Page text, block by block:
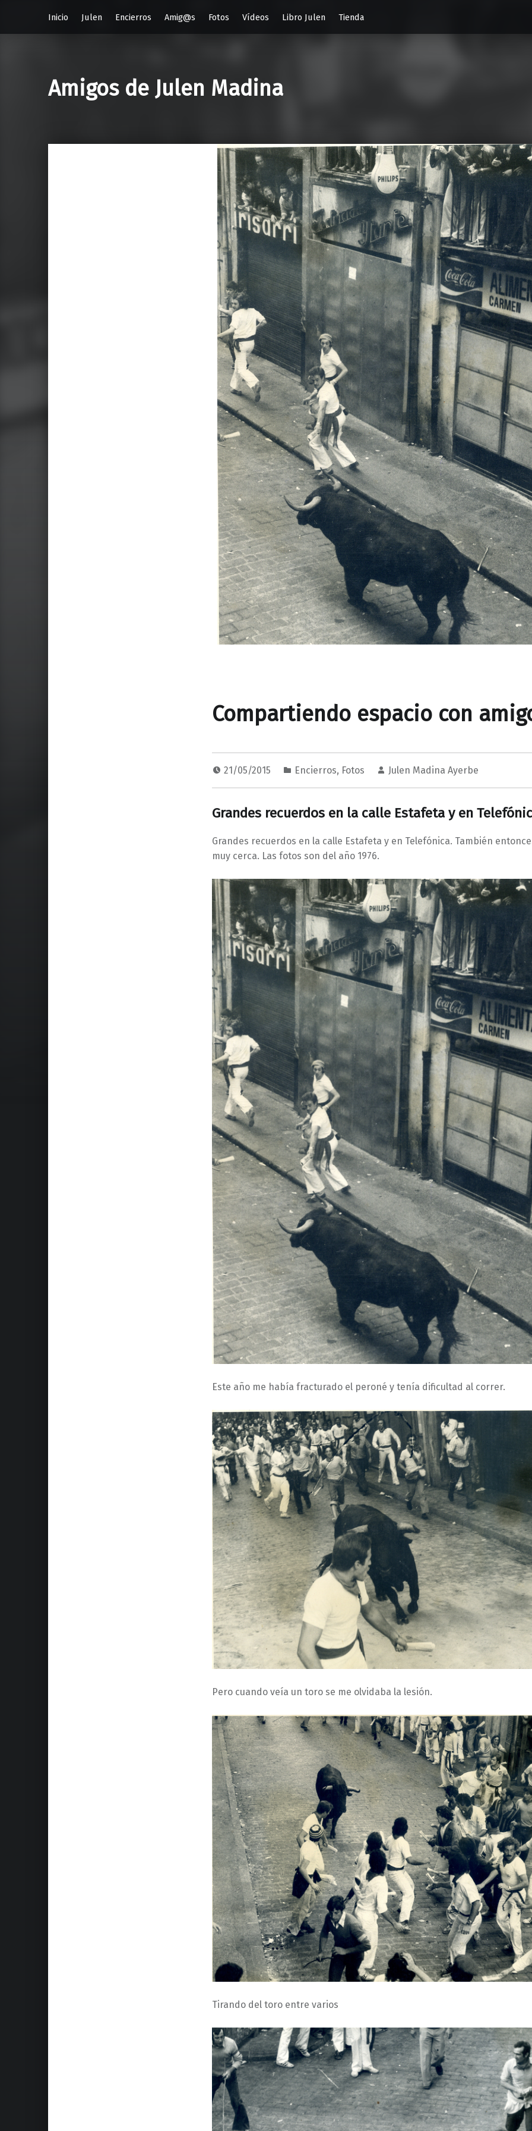
Inicio Julen Encierros Amig@s Fotos Vídeos Libro Julen Tienda
Amigos de Julen Madina
Compartiendo espacio con
21/05/2015 Encierros, Fotos Julen Madina Ayerbe
Grandes recuerdos en la calle Estafeta y en
Grandes recuerdos en la calle Estafeta y en Telefónica. También
muy cerca. Las fotos son del año 1976.
Este año me había fracturado el peroné y tenía dificultad al correr.
Pero cuando veía un toro se me olvidaba la lesión.
Tirando del toro entre varios